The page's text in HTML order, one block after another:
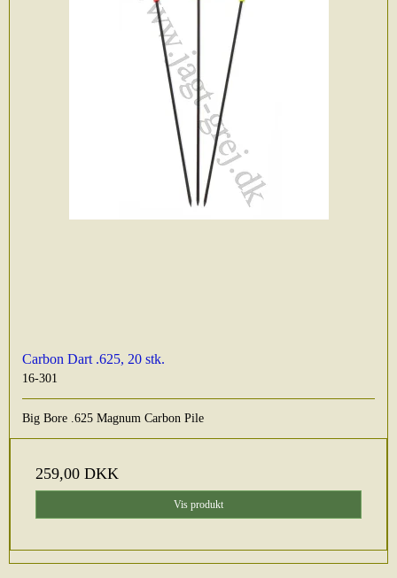
Carbon Dart .625, 20 stk.
16-301
Big Bore .625 Magnum Carbon Pile
259,00 DKK
Vis produkt